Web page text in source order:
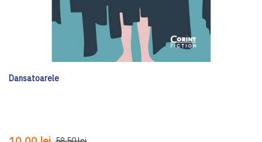
Dansatoarele